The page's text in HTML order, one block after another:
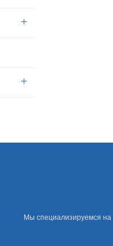
Мы специализируемся на